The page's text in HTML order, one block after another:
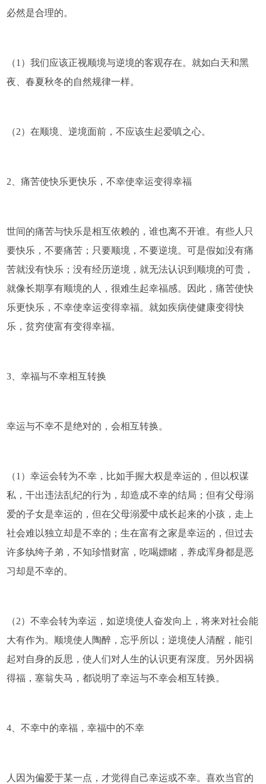
必然是合理的。
（1）我们应该正视顺境与逆境的客观存在。就如白天和黑
夜、春夏秋冬的自然规律一样。
（2）在顺境、逆境面前，不应该生起爱嗔之心。
2、痛苦使快乐更快乐，不幸使幸运变得幸福
世间的痛苦与快乐是相互依赖的，谁也离不开谁。有些人只
要快乐，不要痛苦；只要顺境，不要逆境。可是假如没有痛
苦就没有快乐；没有经历逆境，就无法认识到顺境的可贵，
就像长期享有顺境的人，很难生起幸福感。因此，痛苦使快
乐更快乐，不幸使幸运变得幸福。就如疾病使健康变得快
乐，贫穷使富有变得幸福。
3、幸福与不幸相互转换
幸运与不幸不是绝对的，会相互转换。
（1）幸运会转为不幸，比如手握大权是幸运的，但以权谋
私，干出违法乱纪的行为，却造成不幸的结局；但有父母溺
爱的子女是幸运的，但在父母溺爱中成长起来的小孩，走上
社会难以独立却是不幸的；生在富有之家是幸运的，但过去
许多纨绔子弟，不知珍惜财富，吃喝嫖睹，养成浑身都是恶
习却是不幸的。
（2）不幸会转为幸运，如逆境使人奋发向上，将来对社会能
大有作为。顺境使人陶醉，忘乎所以；逆境使人清醒，能引
起对自身的反思，使人们对人生的认识更有深度。另外因祸
得福，塞翁失马，都说明了幸运与不幸会相互转换。
4、不幸中的幸福，幸福中的不幸
人因为偏爱于某一点，才觉得自己幸运或不幸。喜欢当官的